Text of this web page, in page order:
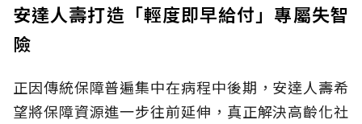
安達人壽打造「輕度即早給付」專屬失智
險
正因傳統保障普遍集中在病程中後期，安達人壽希
望將保障資源進一步往前延伸，真正解決高齡化社